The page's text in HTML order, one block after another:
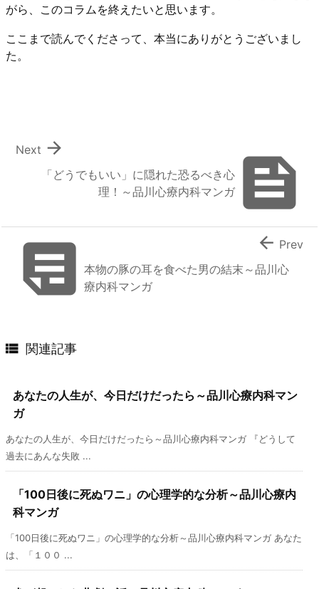
がら、このコラムを終えたいと思います。
ここまで読んでくださって、本当にありがとうございまし
た。

「どうでもいい」に隠れた恐るべき心
理！～品川心療内科マンガ

Next
本物の豚の耳を食べた男の結末～品川心
療内科マンガ
 Prev
 関連記事
あなたの人生が、今日だけだったら～品川心療内科マン
ガ
あなたの人生が、今日だけだったら～品川心療内科マンガ 『どうして
過去にあんな失敗 ...
「100日後に死ぬワニ」の心理学的な分析～品川心療内
科マンガ
「100日後に死ぬワニ」の心理学的な分析～品川心療内科マンガ あなた
は、「１００ ...